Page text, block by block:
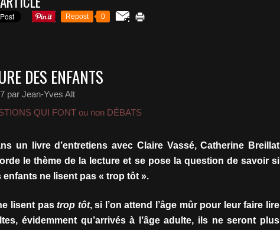
Repost 0
DES ENFANTS
par Jean-Yves Alt
QUI FONT ou non DÉBATS
un livre d’entretiens avec Claire Vassé, Catherine Breillat
le thème de la lecture et se pose la question de savoir si
enfants ne lisent pas « trop tôt ».
lisent pastrop tôt, si l’on attend l’âge mûr pour leur faire lire
évidemment qu’arrivés à l’âge adulte, ils ne seront plus